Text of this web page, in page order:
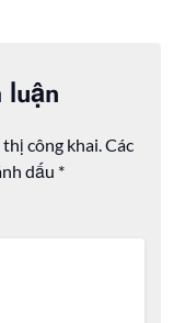
công khai.Các
dấu *